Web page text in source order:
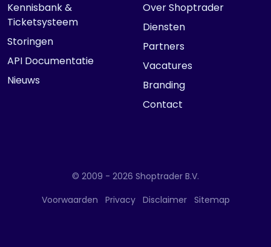
Kennisbank &
Ticketsysteem
Storingen
API Documentatie
Nieuws
Over Shoptrader
Diensten
Partners
Vacatures
Branding
Contact
© 2009 - 2026 Shoptrader B.V.
Voorwaarden
Privacy Disclaimer Sitemap